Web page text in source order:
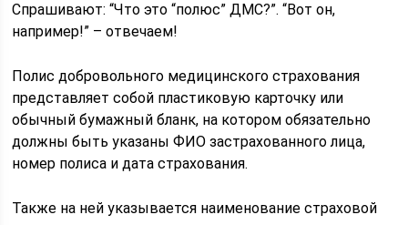
Спрашивают: “Что это “полюс” ДМС?”. “Вот он,
например!” – отвечаем!
Полис добровольного медицинского страхования
представляет собой пластиковую карточку или
обычный бумажный бланк, на котором обязательно
должны быть указаны ФИО застрахованного лица,
номер полиса и дата страхования.
Также на ней указывается наименование страховой